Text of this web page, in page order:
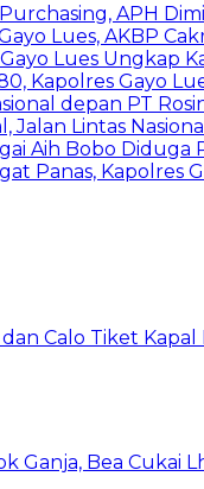
APH
Lues, AKBP
Lues Ungkap
Kapolres Gayo
depan PT
Jalan Lintas
Aih Bobo Diduga
Panas, Kapolres
Calo Tiket
Ganja, Bea Cukai